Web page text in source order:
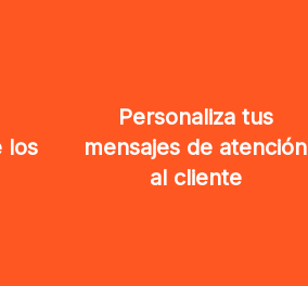
los
Personaliza tus
mensajes de atención
al cliente